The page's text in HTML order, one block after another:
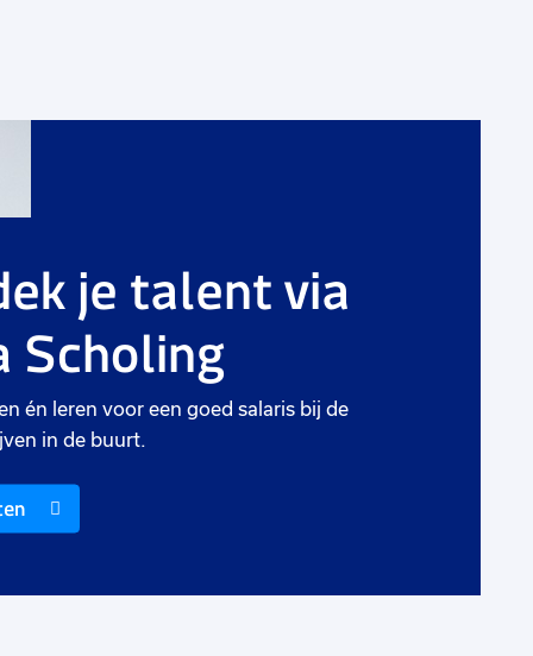
je talent via
Scholing
én leren voor een goed salaris bij de
in de buurt.